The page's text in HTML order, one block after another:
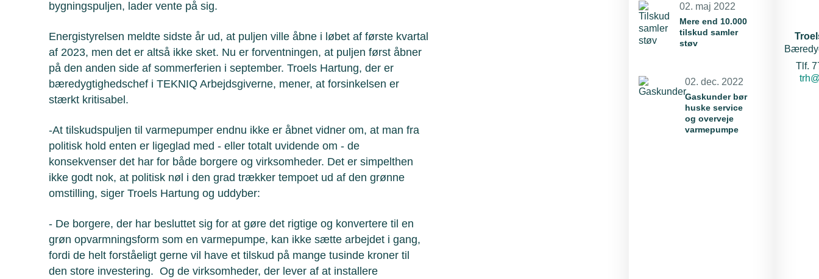
bygningspuljen, lader vente på sig.
Energistyrelsen meldte sidste år ud, at puljen ville åbne i løbet af første kvartal
af 2023, men det er altså ikke sket. Nu er forventningen, at puljen først åbner
på den anden side af sommerferien i september. Troels Hartung, der er
bæredygtighedschef i TEKNIQ Arbejdsgiverne, mener, at forsinkelsen er
stærkt kritisabel.
-At tilskudspuljen til varmepumper endnu ikke er åbnet vidner om, at man fra
politisk hold enten er ligeglad med - eller totalt uvidende om - de
konsekvenser det har for både borgere og virksomheder. Det er simpelthen
ikke godt nok, at politisk nøl i den grad trækker tempoet ud af den grønne
omstilling, siger Troels Hartung og uddyber:
- De borgere, der har besluttet sig for at gøre det rigtige og konvertere til en
grøn opvarmningsform som en varmepumpe, kan ikke sætte arbejdet i gang,
fordi de helt forståeligt gerne vil have et tilskud på mange tusinde kroner til
den store investering. Og de virksomheder, der lever af at installere
02. maj 2022
Mere end 10.000
tilskud samler
støv
02. dec. 2022
Gaskunder bør
huske service
og overveje
varmepumpe
Tlf.
E-